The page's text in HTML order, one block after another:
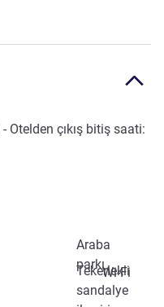
- Otelden çıkış bitiş saati:
Araba
parkı
Tekerlekli
sandalye
Wi-Fi